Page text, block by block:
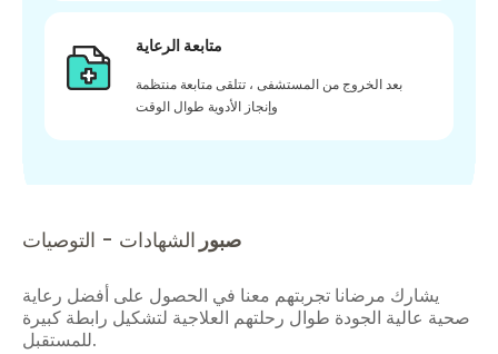
متابعة الرعاية
بعد الخروج من المستشفى ، تتلقى متابعة منتظمة
وإنجاز الأدوية طوال الوقت
صبور الشهادات - التوصيات
يشارك مرضانا تجربتهم معنا في الحصول على أفضل رعاية
صحية عالية الجودة طوال رحلتهم العلاجية لتشكيل رابطة كبيرة
للمستقبل.